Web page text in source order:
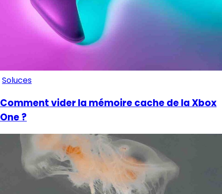
Soluces
Comment vider la mémoire cache de la Xbox
One ?